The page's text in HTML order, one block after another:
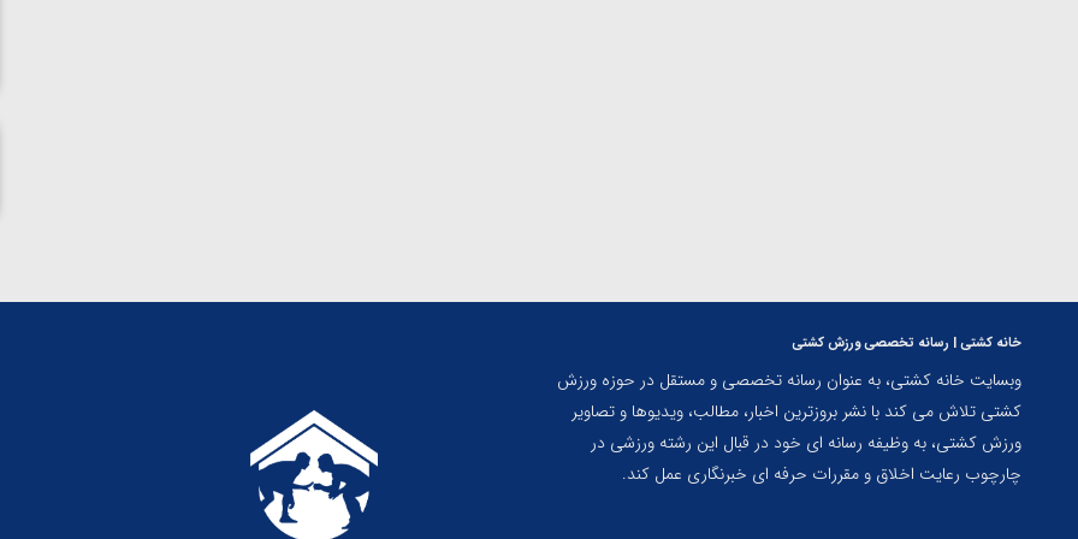
خانه کشتی | رسانه تخصصی ورزش کشتی
وبسایت خانه کشتی، به عنوان رسانه تخصصی و مستقل در حوزه ورزش
کشتی تلاش می کند با نشر بروزترین اخبار، مطالب، ویدیوها و تصاویر
ورزش کشتی، به وظیفه رسانه ای خود در قبال این رشته ورزشی در
چارچوب رعایت اخلاق و مقررات حرفه ای خبرنگاری عمل کند.